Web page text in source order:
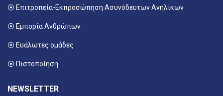
⦿ Επιτροπεία-Εκπροσώπηση Ασυνόδευτων Ανηλίκων
⦿ Εμπορία Ανθρώπων
⦿ Ευάλωτες ομάδες
⦿ Πιστοποίηση
NEWSLETTER